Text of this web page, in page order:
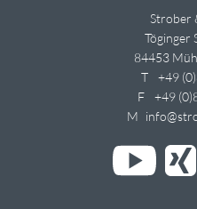
Strober
Töginger
84453
T
+49
F
+49
M